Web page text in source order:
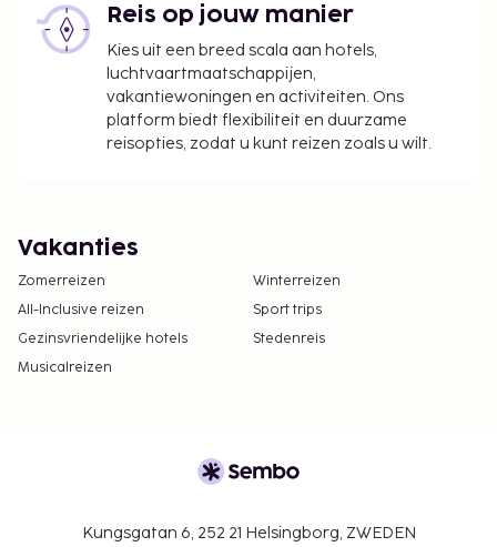
Reis op jouw manier
Kies uit een breed scala aan hotels,
luchtvaartmaatschappijen,
vakantiewoningen en activiteiten. Ons
platform biedt flexibiliteit en duurzame
reisopties, zodat u kunt reizen zoals u wilt.
Vakanties
Zomerreizen
Winterreizen
All-Inclusive reizen
Sport trips
Gezinsvriendelijke hotels
Stedenreis
Musicalreizen
Kungsgatan 6, 252 21 Helsingborg, ZWEDEN